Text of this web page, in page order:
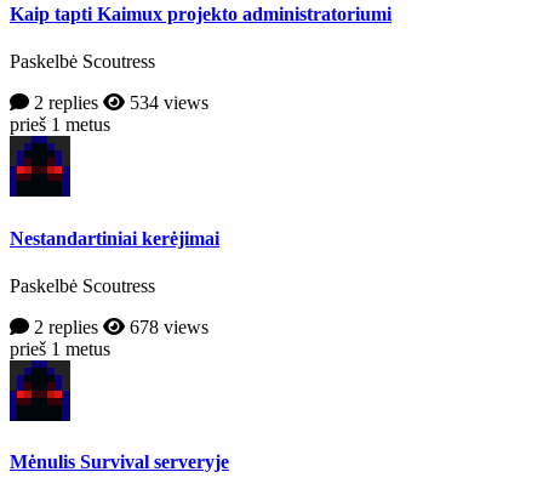
Kaip tapti Kaimux projekto administratoriumi
Paskelbė Scoutress
2 replies
534 views
prieš 1 metus
Nestandartiniai kerėjimai
Paskelbė Scoutress
2 replies
678 views
prieš 1 metus
Mėnulis Survival serveryje